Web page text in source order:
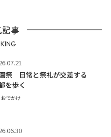
記事
祭 日常と祭礼が交差する
を歩く
おでかけ